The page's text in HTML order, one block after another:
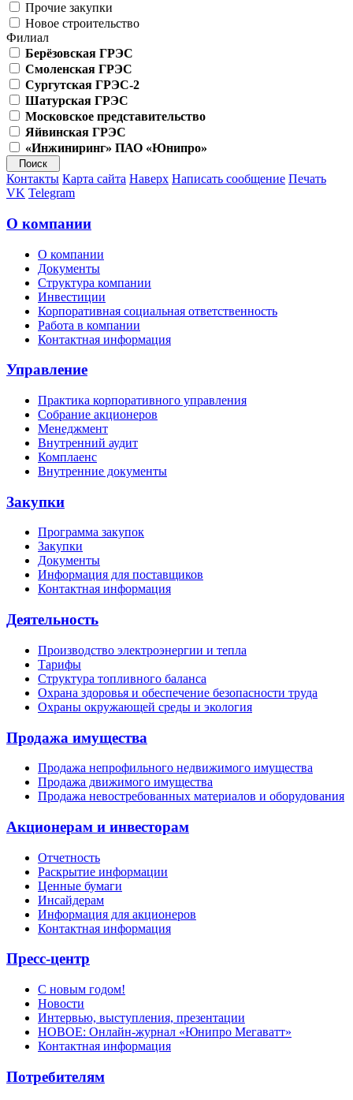
Прочие закупки
Новое строительство
Филиал
Берёзовская ГРЭС
Смоленская ГРЭС
Сургутская ГРЭС-2
Шатурская ГРЭС
Московское представительство
Яйвинская ГРЭС
«Инжиниринг» ПАО «Юнипро»
Контакты Карта сайта Наверх Написать сообщение Печать
VK Telegram
О компании
О компании
Документы
Структура компании
Инвестиции
Корпоративная социальная ответственность
Работа в компании
Контактная информация
Управление
Практика корпоративного управления
Собрание акционеров
Менеджмент
Внутренний аудит
Комплаенс
Внутренние документы
Закупки
Программа закупок
Закупки
Документы
Информация для поставщиков
Контактная информация
Деятельность
Производство электроэнергии и тепла
Тарифы
Структура топливного баланса
Охрана здоровья и обеспечение безопасности труда
Охраны окружающей среды и экология
Продажа имущества
Продажа непрофильного недвижимого имущества
Продажа движимого имущества
Продажа невостребованных материалов и оборудования
Акционерам и инвесторам
Отчетность
Раскрытие информации
Ценные бумаги
Инсайдерам
Информация для акционеров
Контактная информация
Пресс-центр
С новым годом!
Новости
Интервью, выступления, презентации
НОВОЕ: Онлайн-журнал «Юнипро Мегаватт»
Контактная информация
Потребителям